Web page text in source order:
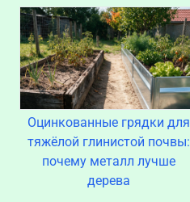
Оцинкованные грядки для
тяжёлой глинистой почвы:
почему металл лучше
дерева